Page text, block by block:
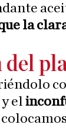
la
del
el